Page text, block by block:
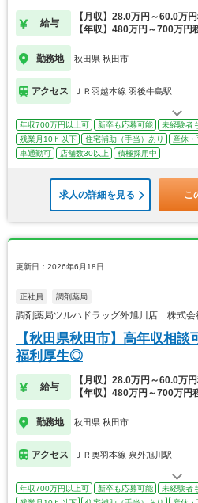
給与
【月収】28.0万円～60.0万
【年収】480万円～700万
勤務地 秋田県 秋田市
アクセス ＪＲ羽越本線 羽後牛島駅
年収700万円以上可 新卒も応募可能 未経験者
残業月10ｈ以下
住宅補助（手当）あり 産休
車通勤可
店舗数30以上 積極採用中
求人の詳細を見る こ
更新日：2026年6月18日
正社員 調剤薬局
調剤薬局ツルハドラッグ外旭川店 株式会
【秋田県秋田市】高年収相談
福利厚生◎
給与
【月収】28.0万円～60.0万
【年収】480万円～700万
勤務地 秋田県 秋田市
アクセス ＪＲ奥羽本線 泉外旭川駅
年収700万円以上可 新卒も応募可能 未経験者